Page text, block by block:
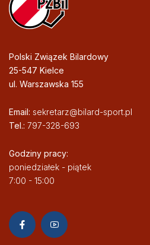
Polski Związek Bilardowy
25-547 Kielce
ul. Warszawska 155
Email: sekretarz@bilard-sport.pl
Tel.: 797-328-693
Godziny pracy:
poniedziałek - piątek
7:00 - 15:00